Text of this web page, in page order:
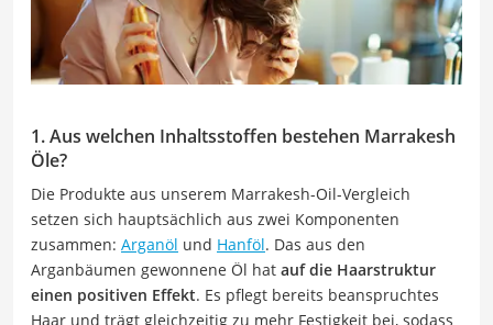
1. Aus welchen Inhaltsstoffen bestehen Marrakesh
Öle?
Die Produkte aus unserem Marrakesh-Oil-Vergleich
setzen sich hauptsächlich aus zwei Komponenten
zusammen: Arganöl und Hanföl. Das aus den
Arganbäumen gewonnene Öl hat auf die Haarstruktur
einen positiven Effekt. Es pflegt bereits beanspruchtes
Haar und trägt gleichzeitig zu mehr Festigkeit bei, sodass